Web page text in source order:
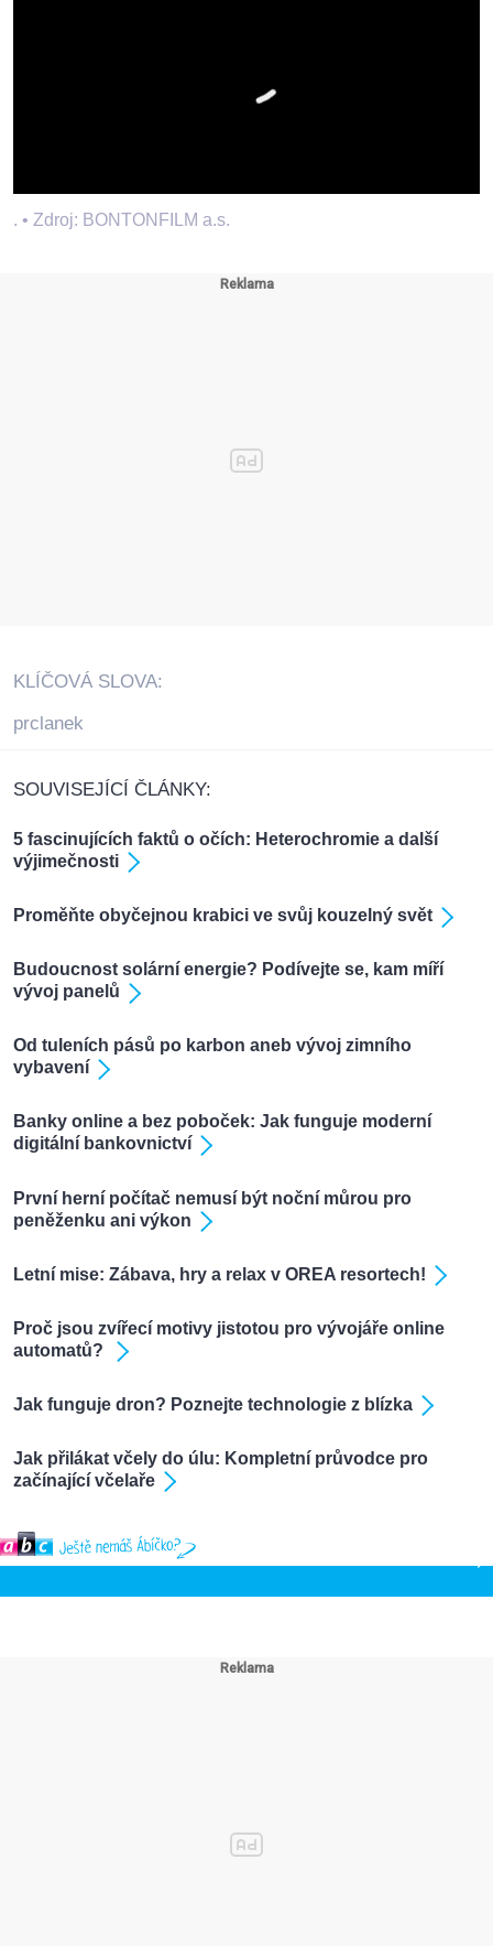
. • Zdroj: BONTONFILM a.s.
KLÍČOVÁ SLOVA:
prclanek
SOUVISEJÍCÍ ČLÁNKY:
5 fascinujících faktů o očích: Heterochromie a další
výjimečnosti
Proměňte obyčejnou krabici ve svůj kouzelný svět
Budoucnost solární energie? Podívejte se, kam míří
vývoj panelů
Od tuleních pásů po karbon aneb vývoj zimního
vybavení
Banky online a bez poboček: Jak funguje moderní
digitální bankovnictví
První herní počítač nemusí být noční můrou pro
peněženku ani výkon
Letní mise: Zábava, hry a relax v OREA resortech!
Proč jsou zvířecí motivy jistotou pro vývojáře online
automatů?
Jak funguje dron? Poznejte technologie z blízka
Jak přilákat včely do úlu: Kompletní průvodce pro
začínající včelaře